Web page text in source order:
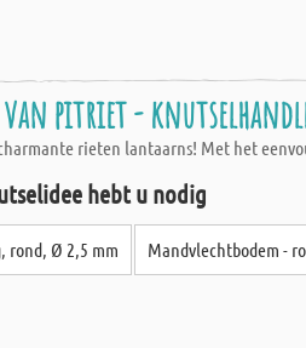
pitriet -
rieten lantaarns! Met het
hebt u nodig
rond, Ø 2,5 mm Mandvlechtbodem -